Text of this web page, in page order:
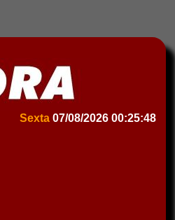
Sexta 07/08/2026 00:25:48